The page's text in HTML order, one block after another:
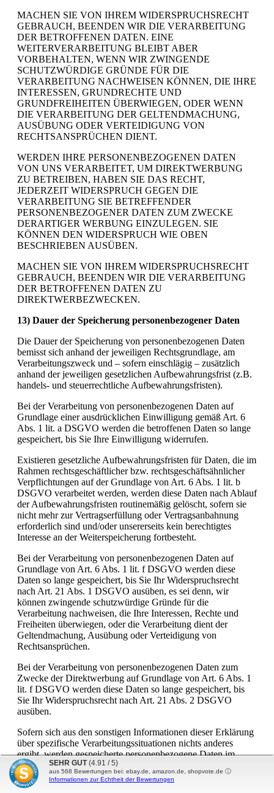
MACHEN SIE VON IHREM WIDERSPRUCHSRECHT
GEBRAUCH, BEENDEN WIR DIE VERARBEITUNG
DER BETROFFENEN DATEN. EINE
WEITERVERARBEITUNG BLEIBT ABER
VORBEHALTEN, WENN WIR ZWINGENDE
SCHUTZWÜRDIGE GRÜNDE FÜR DIE
VERARBEITUNG NACHWEISEN KÖNNEN, DIE IHRE
INTERESSEN, GRUNDRECHTE UND
GRUNDFREIHEITEN ÜBERWIEGEN, ODER WENN
DIE VERARBEITUNG DER GELTENDMACHUNG,
AUSÜBUNG ODER VERTEIDIGUNG VON
RECHTSANSPRÜCHEN DIENT.
WERDEN IHRE PERSONENBEZOGENEN DATEN
VON UNS VERARBEITET, UM DIREKTWERBUNG
ZU BETREIBEN, HABEN SIE DAS RECHT,
JEDERZEIT WIDERSPRUCH GEGEN DIE
VERARBEITUNG SIE BETREFFENDER
PERSONENBEZOGENER DATEN ZUM ZWECKE
DERARTIGER WERBUNG EINZULEGEN. SIE
KÖNNEN DEN WIDERSPRUCH WIE OBEN
BESCHRIEBEN AUSÜBEN.
MACHEN SIE VON IHREM WIDERSPRUCHSRECHT
GEBRAUCH, BEENDEN WIR DIE VERARBEITUNG
DER BETROFFENEN DATEN ZU
DIREKTWERBEZWECKEN.
13) Dauer der Speicherung personenbezogener Daten
Die Dauer der Speicherung von personenbezogenen Daten
bemisst sich anhand der jeweiligen Rechtsgrundlage, am
Verarbeitungszweck und – sofern einschlägig – zusätzlich
anhand der jeweiligen gesetzlichen Aufbewahrungsfrist (z.B.
handels- und steuerrechtliche Aufbewahrungsfristen).
Bei der Verarbeitung von personenbezogenen Daten auf
Grundlage einer ausdrücklichen Einwilligung gemäß Art. 6
Abs. 1 lit. a DSGVO werden die betroffenen Daten so lange
gespeichert, bis Sie Ihre Einwilligung widerrufen.
Existieren gesetzliche Aufbewahrungsfristen für Daten, die im
Rahmen rechtsgeschäftlicher bzw. rechtsgeschäftsähnlicher
Verpflichtungen auf der Grundlage von Art. 6 Abs. 1 lit. b
DSGVO verarbeitet werden, werden diese Daten nach Ablauf
der Aufbewahrungsfristen routinemäßig gelöscht, sofern sie
nicht mehr zur Vertragserfüllung oder Vertragsanbahnung
erforderlich sind und/oder unsererseits kein berechtigtes
Interesse an der Weiterspeicherung fortbesteht.
Bei der Verarbeitung von personenbezogenen Daten auf
Grundlage von Art. 6 Abs. 1 lit. f DSGVO werden diese
Daten so lange gespeichert, bis Sie Ihr Widerspruchsrecht
nach Art. 21 Abs. 1 DSGVO ausüben, es sei denn, wir
können zwingende schutzwürdige Gründe für die
Verarbeitung nachweisen, die Ihre Interessen, Rechte und
Freiheiten überwiegen, oder die Verarbeitung dient der
Geltendmachung, Ausübung oder Verteidigung von
Rechtsansprüchen.
Bei der Verarbeitung von personenbezogenen Daten zum
Zwecke der Direktwerbung auf Grundlage von Art. 6 Abs. 1
lit. f DSGVO werden diese Daten so lange gespeichert, bis
Sie Ihr Widerspruchsrecht nach Art. 21 Abs. 2 DSGVO
ausüben.
Sofern sich aus den sonstigen Informationen dieser Erklärung
über spezifische Verarbeitungssituationen nichts anderes
ergibt, werden gespeicherte personenbezogene Daten im
Übrigen dann gelöscht, wenn sie für die Zwecke, für die sie
erhoben oder auf sonstige Weise verarbeitet wurden, nicht
mehr notwendig sind.
SEHR GUT (4.91 / 5)
aus 568 Bewertungen bei: ebay.de, amazon.de, shopvote.de ⓘ
Informationen zur Echtheit der Bewertungen